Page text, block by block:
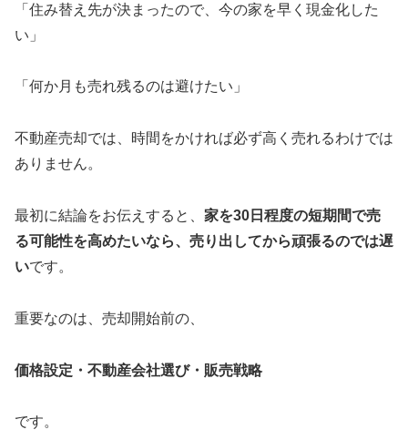
「住み替え先が決まったので、今の家を早く現金化した
い」
「何か月も売れ残るのは避けたい」
不動産売却では、時間をかければ必ず高く売れるわけでは
ありません。
最初に結論をお伝えすると、 家を30日程度の短期間で売
る可能性を高めたいなら、売り出してから頑張るのでは遅
いです。
重要なのは、売却開始前の、
価格設定・不動産会社選び・販売戦略
です。